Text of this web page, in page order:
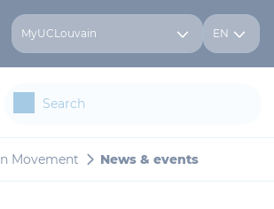
MyUCLouvain EN
Movement News & events